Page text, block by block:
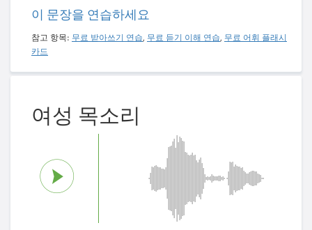
이 문장을 연습하세요
참고 항목: 무료 받아쓰기 연습, 무료 듣기 이해 연습, 무료 어휘 플래시
카드
여성 목소리